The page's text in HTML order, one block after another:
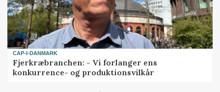
CAP-I-DANMARK
Fjerkræbranchen: - Vi forlanger ens
konkurrence- og produktionsvilkår